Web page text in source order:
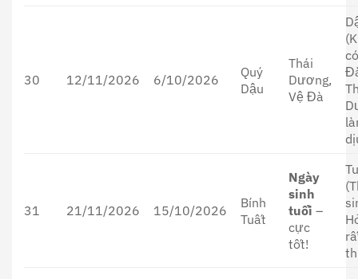
30 12/11/2026 6/10/2026
Quý
Dậu
Thái
Dương,
Vệ Đà
31 21/11/2026 15/10/2026
Bính
Tuất
Ngày
sinh
tuổi –
cực
tốt!